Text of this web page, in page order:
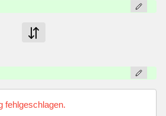
fehlgeschlagen.